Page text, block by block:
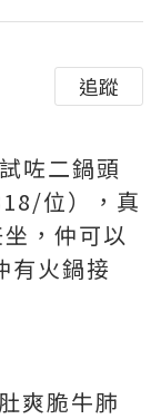
追蹤
咗二鍋頭
位），真
，仲可以
有火鍋接
爽脆牛肺